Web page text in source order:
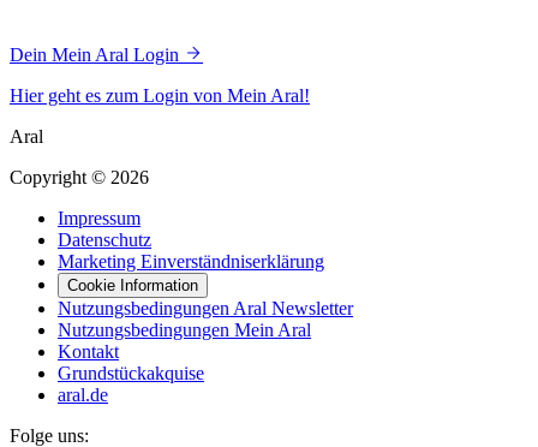
Dein Mein Aral Login
Hier geht es zum Login von Mein Aral!
Aral
Copyright © 2026
Impressum
Datenschutz
Marketing Einverständniserklärung
Cookie Information
Nutzungsbedingungen Aral Newsletter
Nutzungsbedingungen Mein Aral
Kontakt
Grundstückakquise
aral.de
Folge uns: